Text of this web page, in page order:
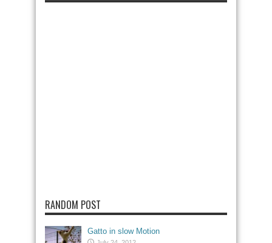
RANDOM POST
Gatto in slow Motion